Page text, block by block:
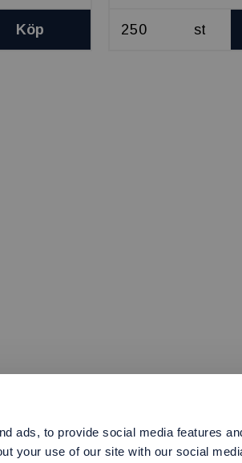
ads, to provide social media features
your use of our site with our social
Köp st